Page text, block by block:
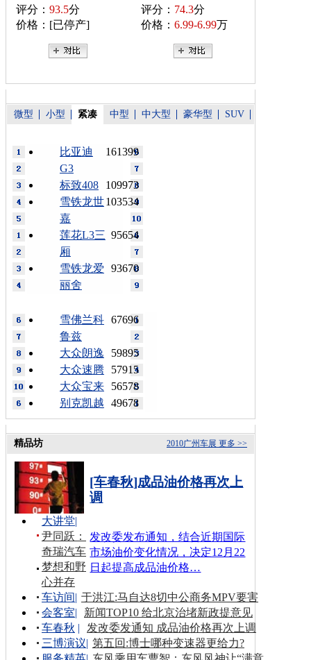
评分： 93.5分
价格：[已停产]
评分： 74.3分
价格： 6.99-6.99万
微型 小型 紧凑 中型 中大型 豪华型 SUV
161399
比亚迪
G3
109973
标致408
103534
雪铁龙世
嘉
95654
莲花L3三
厢
93670
雪铁龙爱
丽舍
67696
雪佛兰科
鲁兹
59895
大众朗逸
57915
大众速腾
56578
大众宝来
49678
别克凯越
更多 >>
2010广州车展
精品坊
[车春秋]成品油价格再次上
调
发改委发布通知，结合近期国际
市场油价变化情况，决定12月22
日起提高成品油价格…
大讲堂|
尹同跃：
奇瑞汽车
梦想和野
心并存
车访间| 于洪江:马自达8切中公商务MPV要害
会客室|
新闻TOP10 给北京治堵新政提意见
车春秋 |
发改委发通知 成品油价格再次上调
三博演议| 第五回:博士哪种变速器更给力?